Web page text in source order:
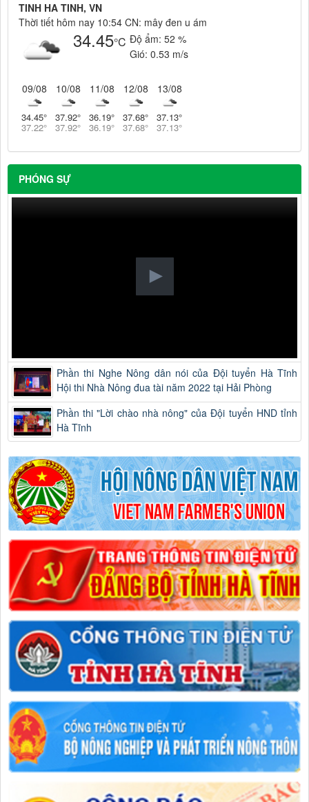
TINH HA TINH, VN
Thời tiết hôm nay 10:54 CN: mây đen u ám
34.45°C Độ ẩm: 52 %
Gió: 0.53 m/s
09/08
34.45°
37.22°
10/08
37.92°
37.92°
11/08
36.19°
36.19°
12/08
37.68°
37.68°
13/08
37.13°
37.13°
PHÓNG SỰ
Phần thi Nghe Nông dân nói của Đội tuyển Hà Tĩnh
Hội thi Nhà Nông đua tài năm 2022 tại Hải Phòng
Phần thi "Lời chào nhà nông" của Đội tuyển HND tỉnh
Hà Tĩnh